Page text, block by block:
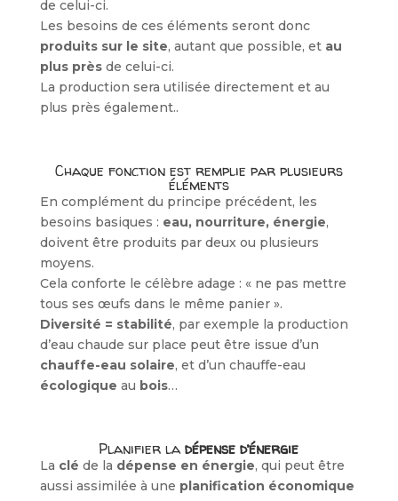
de celui-ci.
Les besoins de ces éléments seront donc
produits sur le site, autant que possible, et au
plus prèsde celui-ci.
La production sera utilisée directement et au
plus près également..
Chaque fonction est remplie par plusieurs
éléments
En complément du principe précédent, les
besoins basiques : eau, nourriture, énergie,
doivent être produits par deux ou plusieurs
moyens.
Cela conforte le célèbre adage : « ne pas mettre
tous ses œufs dans le même panier ».
Diversité = stabilité, par exemple la production
d’eau chaude sur place peut être issue d’un
chauffe-eau solaire, et d’un chauffe-eau
écologique au bois…
Planifier ladépense d’énergie
La clé de la dépense en énergie, qui peut être
aussi assimilée à une planification économique